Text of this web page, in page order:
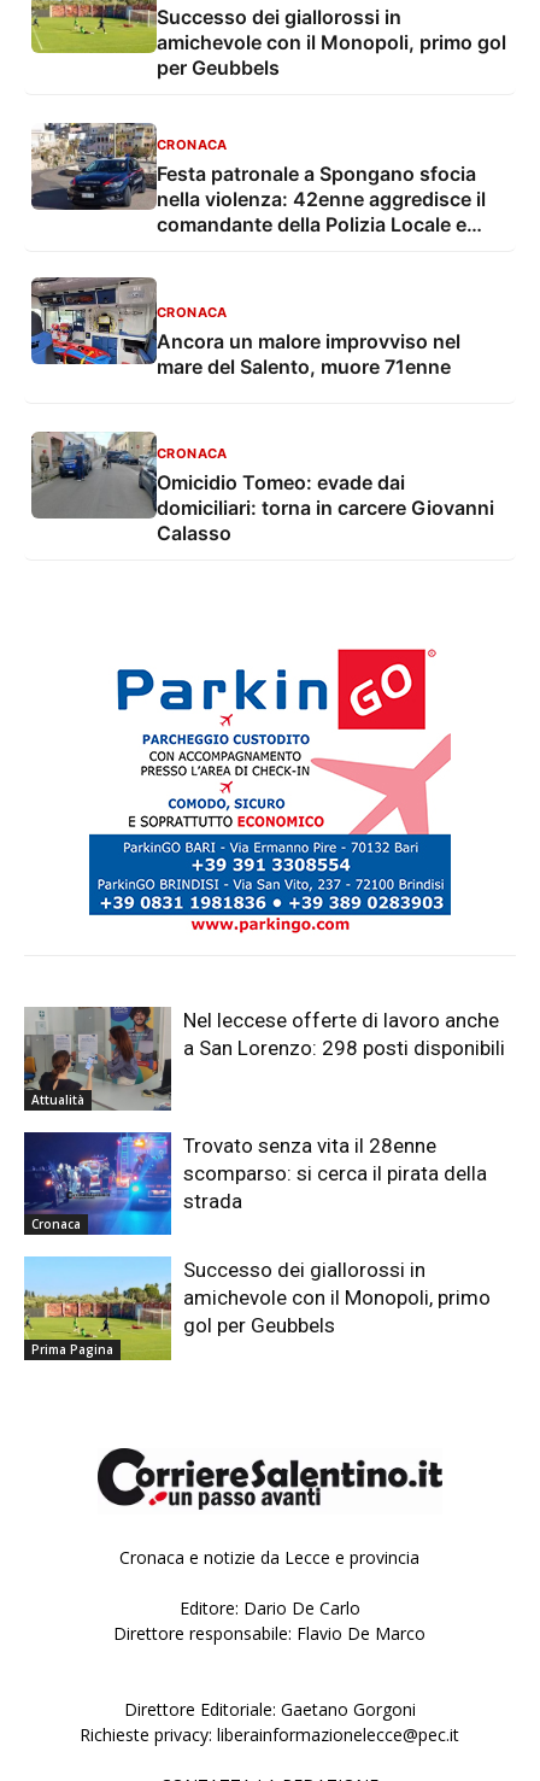
Successo dei giallorossi in
amichevole con il Monopoli, primo gol
per Geubbels
CRONACA
Festa patronale a Spongano sfocia
nella violenza: 42enne aggredisce il
comandante della Polizia Locale e
CRONACA
Ancora un malore improvviso nel
mare del Salento, muore 71enne
CRONACA
Omicidio Tomeo: evade dai
domiciliari: torna in carcere Giovanni
Calasso
Attualità
Nel leccese offerte di lavoro anche
a San Lorenzo: 298 posti disponibili
Cronaca
Trovato senza vita il 28enne
scomparso: si cerca il pirata della
strada
Prima Pagina
Successo dei giallorossi in
amichevole con il Monopoli, primo
gol per Geubbels
Cronaca e notizie da Lecce e provincia
Editore: Dario De Carlo
Direttore responsabile: Flavio De Marco
Direttore Editoriale: Gaetano Gorgoni
Richieste privacy: liberainformazionelecce@pec.it